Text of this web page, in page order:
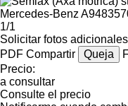
1/1
Solicitar fotos adicionales
PDF Compartir Queja
Precio:
a consultar
Consulte el precio